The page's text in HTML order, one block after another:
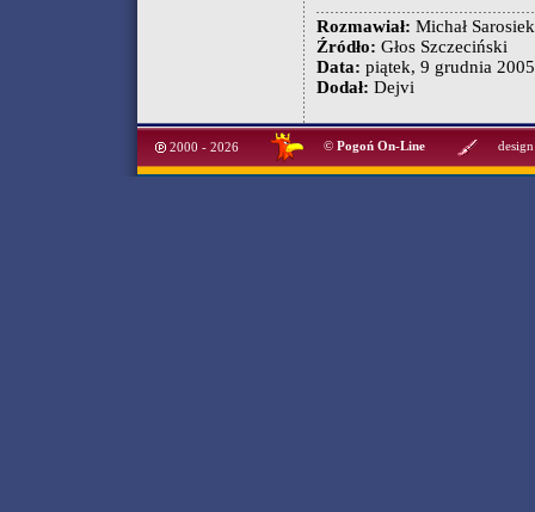
Rozmawiał: Michał Sarosiek
Źródło: Głos Szczeciński
Data: piątek, 9 grudnia
Dodał: Dejvi
2000 - 2026 © Pogoń On-Line